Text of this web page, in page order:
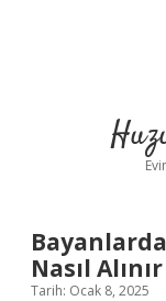
Nasıl Alınır
Tarih: Ocak 8, 2025